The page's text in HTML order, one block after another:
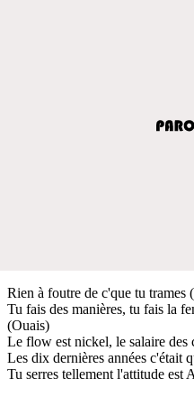
Rien à foutre de c'que tu trames
Tu fais des manières, tu fais la
(Ouais)
Le flow est nickel, le salaire
Les dix dernières années c'était
Tu serres tellement l'attitude est